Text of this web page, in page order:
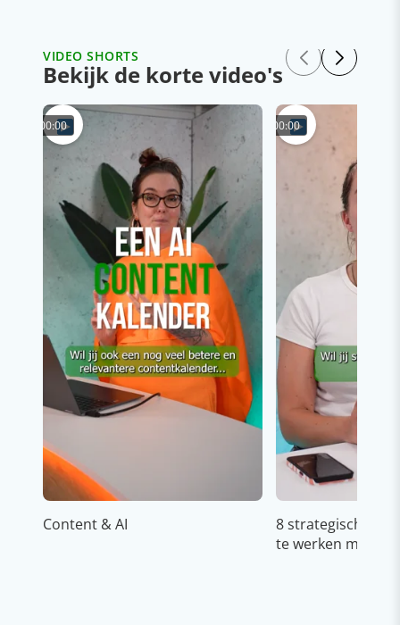
VIDEO SHORTS
Bekijk de korte video's
00:00
Content & AI
00:00
8 strategische
te werken met